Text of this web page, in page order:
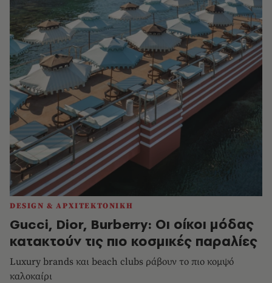
DESIGN & ΑΡΧΙΤΕΚΤΟΝΙΚΗ
Gucci, Dior, Burberry: Οι οίκοι μόδας
κατακτούν τις πιο κοσμικές παραλίες
Luxury brands και beach clubs ράβουν το πιο κομψό
καλοκαίρι